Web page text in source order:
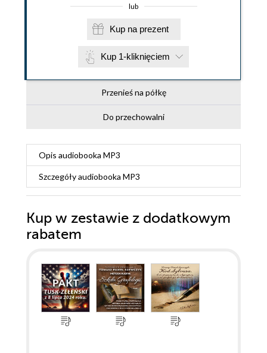
lub
Kup na prezent
Kup 1-kliknięciem
Przenieś na półkę
Do przechowalni
Opis audiobooka MP3
Szczegółyaudiobooka MP3
Kup w zestawie z dodatkowym
rabatem